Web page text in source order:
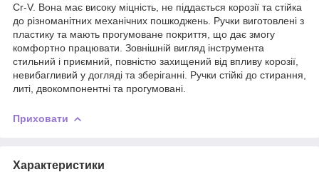
Cr-V. Вона має високу міцність, не піддається корозії та стійка
до різноманітних механічних пошкоджень. Ручки виготовлені з
пластику та мають прогумоване покриття, що дає змогу
комфортно працювати. Зовнішній вигляд інструмента
стильний і приємний, повністю захищений від впливу корозії,
невибагливий у догляді та зберіганні. Ручки стійкі до стирання,
литі, двокомпонентні та прогумовані.
Приховати
Характеристики